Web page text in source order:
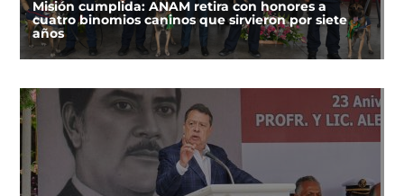
Misión cumplida: ANAM retira con honores a
cuatro binomios caninos que sirvieron por siete
años